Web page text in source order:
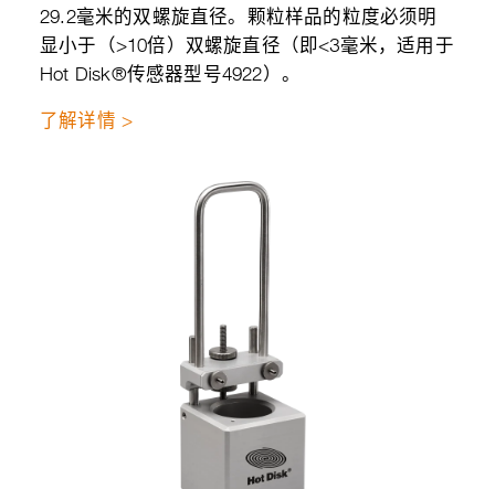
29.2毫米的双螺旋直径。颗粒样品的粒度必须明
显小于（>10倍）双螺旋直径（即<3毫米，适用于
Hot Disk®传感器型号4922）。
了解详情 >